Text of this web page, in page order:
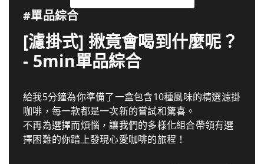
#單品綜合
[濾掛式] 揪竟會喝到什麼呢？
- 5min單品綜合
給我5分鐘為你準備了一盒包含10種風味的精選濾掛
咖啡，每一款都是一次新的嘗試和驚喜。
不再為選擇而煩惱，讓我們的多樣化組合帶領有選
擇困難的你踏上發現心愛咖啡的旅程！